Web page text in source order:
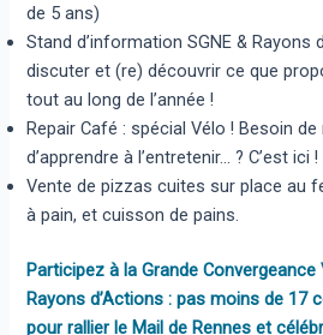
de 5 ans)
Stand d’information SGNE & Rayons
discuter et (re) découvrir ce que
tout au long de l’année !
Repair Café : spécial Vélo ! Besoin
d’apprendre à l’entretenir… ? C’est ici
Vente de pizzas cuites sur place au
à pain, et cuisson de pains.
Participez à laGrande Convergeance
Rayons d’Actions : pas moins de 17
pour rallier le Mail de Rennes et